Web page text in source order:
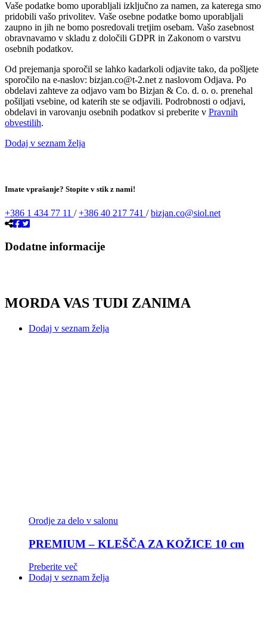
Vaše podatke bomo uporabljali izključno za namen, za katerega smo
pridobili vašo privolitev. Vaše osebne podatke bomo uporabljali
zaupno in jih ne bomo posredovali tretjim osebam. Vašo zasebnost
obravnavamo v skladu z določili GDPR in Zakonom o varstvu
osebnih podatkov.
Od prejemanja sporočil se lahko kadarkoli odjavite tako, da pošljete
sporočilo na e-naslov: bizjan.co@t-2.net z naslovom Odjava. Po
obdelavi zahteve za odjavo vam bo Bizjan & Co. d. o. o. prenehal
pošiljati vsebine, od katerih ste se odjavili. Podrobnosti o odjavi,
obdelavi in varovanju osebnih podatkov si preberite v Pravnih
obvestilih.
Dodaj v seznam želja
Imate vprašanje? Stopite v stik z nami!
+386 1 434 77 11 /+386 40 217 741 /bizjan.co@siol.net
Dodatne informacije
MORDA VAS TUDI ZANIMA
Dodaj v seznam želja
Orodje za delo v salonu
PREMIUM – KLEŠČA ZA KOŽICE 10 cm
Preberite več
Dodaj v seznam želja